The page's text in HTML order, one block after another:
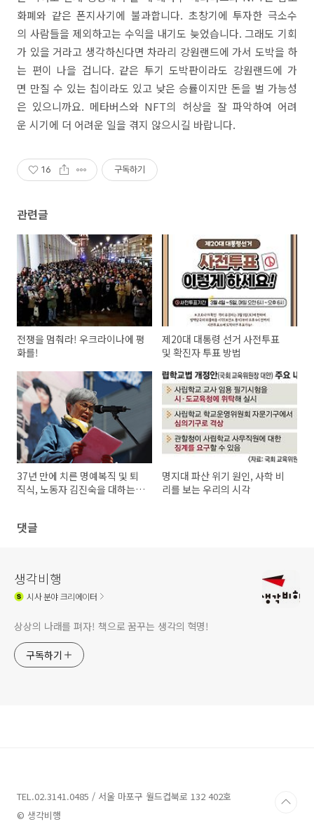
화폐와 같은 폰지사기에 불과합니다. 초창기에 투자한 극소수
의 사람들을 제외하고는 수익을 내기도 늦었습니다. 그래도 기회
가 있을 거라고 생각하신다면 차라리 강원랜드에 가서 도박을 하
는 편이 나을 겁니다. 같은 투기 도박판이라도 강원랜드에 가
면 만질 수 있는 칩이라도 있고 낮은 승률이지만 돈을 벌 가능성
은 있으니까요. 메타버스와 NFT의 허상을 잘 파악하여 어려
운 시기에 더 어려운 일을 겪지 않으시길 바랍니다.
16 구독하기
관련글
전쟁을 멈춰라! 우크라이나에 평
화를!
제20대 대통령 선거 사전투표
및 확진자 투표 방법
37년 만에 치른 명예복직 및 퇴
직식, 노동자 김진숙을 대하는
명지대 파산 위기 원인, 사학 비
리를 보는 우리의 시각
댓글
생각비행
시사분야 크리에이터
상상의 나래를 펴자! 책으로 꿈꾸는 생각의 혁명!
구독하기
TEL.02.3141.0485 / 서울 마포구 월드컵북로 132 402호
© 생각비행